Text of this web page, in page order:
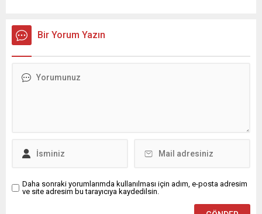
Bir Yorum Yazın
Daha sonraki yorumlarımda kullanılması için adım, e-posta adresim
ve site adresim bu tarayıcıya kaydedilsin.